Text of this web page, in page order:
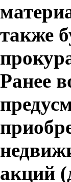
также
Ранее
акций